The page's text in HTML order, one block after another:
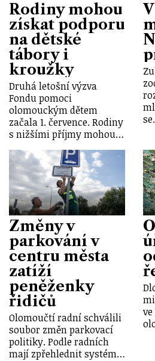
Rodiny mohou
získat podporu
na dětské
tábory i
kroužky
Druhá letošní výzva
Fondu pomoci
olomouckým dětem
začala 1. července. Rodiny
s nižšími příjmy mohou…
Změny v
parkování v
centru města
zatíží
peněženky
řidičů
Olomoučtí radní schválili
soubor změn parkovací
politiky. Podle radních
mají zpřehlednit systém…